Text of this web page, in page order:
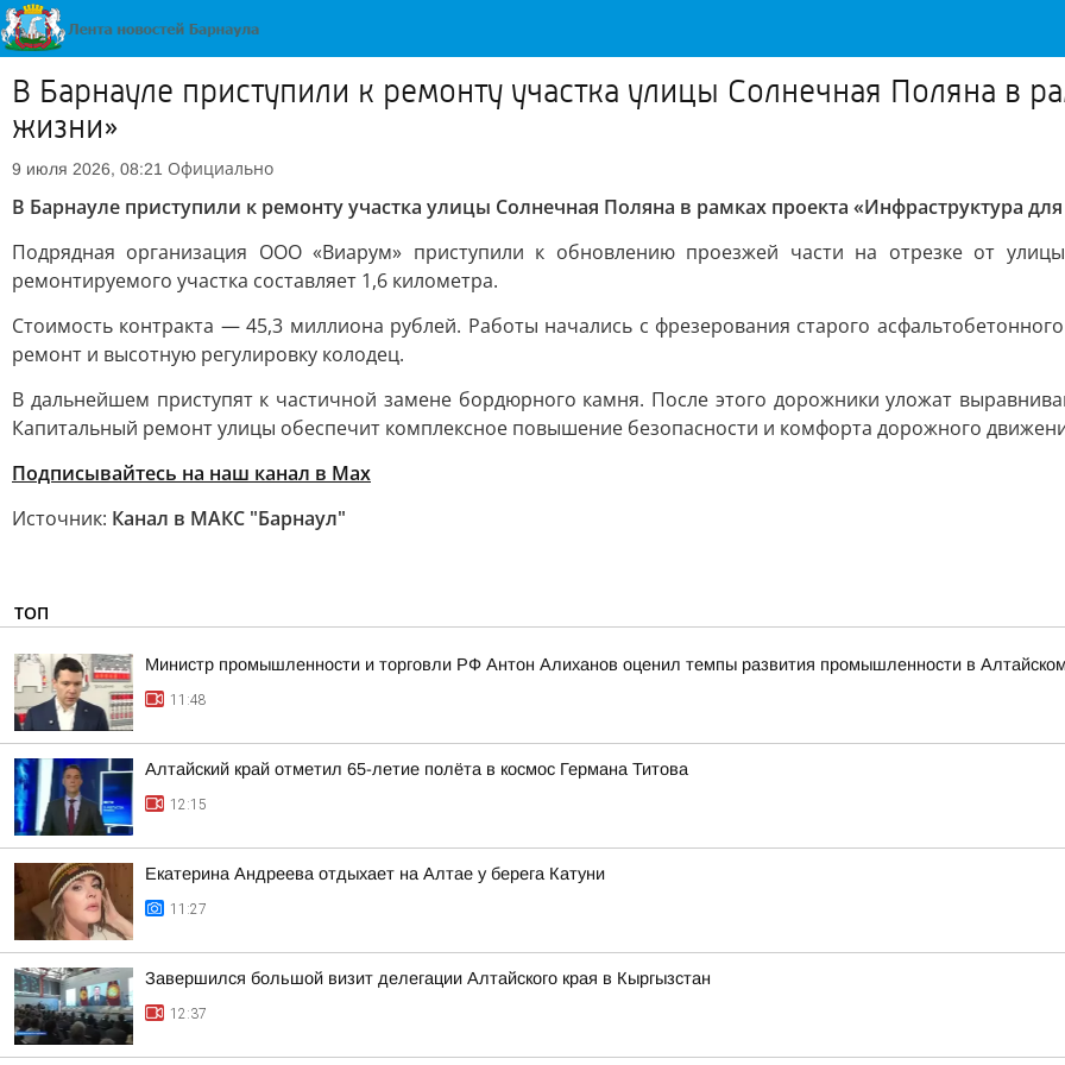
В Барнауле приступили к ремонту участка улицы Солнечная Поляна в
жизни»
9 июля 2026, 08:21 Официально
В Барнауле приступили к ремонту участка улицы Солнечная Поляна в рамках проекта «Инфраструктура
Подрядная организация ООО «Виарум» приступили к обновлению проезжей части на отрезке от
ремонтируемого участка составляет 1,6 километра.
Стоимость контракта — 45,3 миллиона рублей. Работы начались с фрезерования старого
ремонт и высотную регулировку колодец.
В дальнейшем приступят к частичной замене бордюрного камня. После этого дорожники уложат
Капитальный ремонт улицы обеспечит комплексное повышение безопасности и комфорта дорожного
Подписывайтесь на наш канал в Max
Источник: Канал в МАКС "Барнаул"
ТОП
Министр промышленности и торговли РФ Антон Алиханов оценил темпы развития промышленности в
11:48
Алтайский край отметил 65-летие полёта в космос Германа Титова
12:15
Екатерина Андреева отдыхает на Алтае у берега Катуни
11:27
Завершился большой визит делегации Алтайского края в Кыргызстан
12:37